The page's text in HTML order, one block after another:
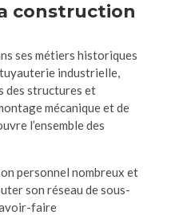
construction
ses métiers historiques
industrielle,
des structures et
mécanique et de
l’ensemble des
personnel nombreux et
son réseau de sous-
faire